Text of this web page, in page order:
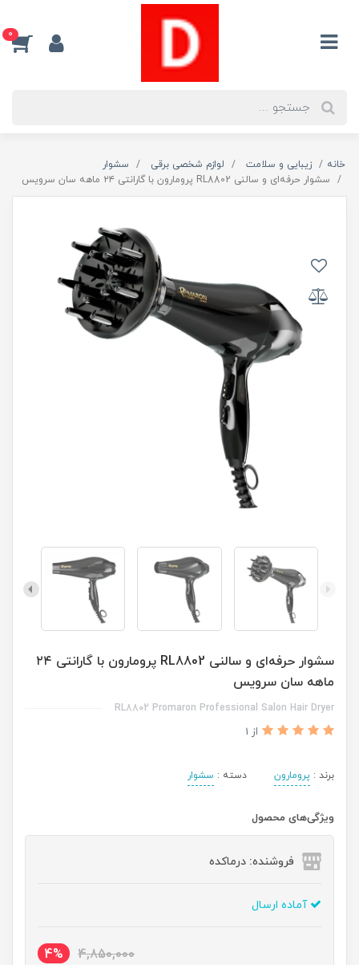
0
خانه زیبایی و سلامت لوازم شخصی برقی
سشوار
سشوار حرفه‌ای و سالنی RL8802 پرومارون با گارانتی ۲۴ ماهه سان سرویس
سشوار حرفه‌ای و سالنی RL8802 پرومارون با گارانتی ۲۴
ماهه سان سرویس
RL8802 Promaron Professional Salon Hair Dryer
از 1
برند : پرومارون دسته : سشوار
ویژگی‌های محصول
فروشنده: درماکده
آماده ارسال
4,850,000
4%